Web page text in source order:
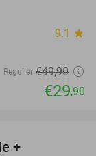
9.1 star
Regulier €49,90
€29,90
+